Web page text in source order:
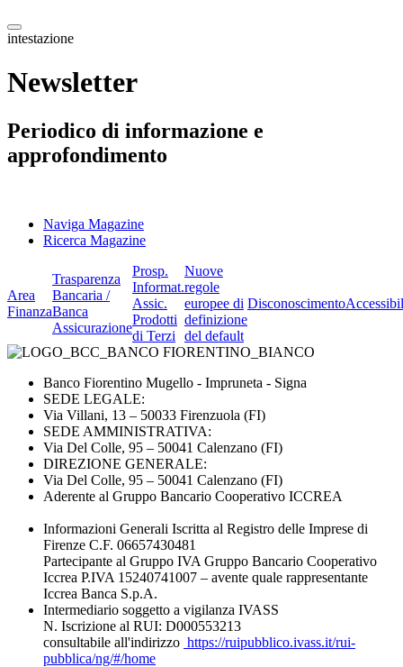
intestazione
Newsletter
Periodico di informazione e
approfondimento
Naviga Magazine
Ricerca Magazine
Area
Finanza
Trasparenza
Bancaria /
Banca
Assicurazione
Prosp.
Informat.
Assic.
Prodotti
di Terzi
Nuove
regole
europee di
definizione
del default
Disconoscimento
Banco Fiorentino Mugello - Impruneta - Signa
SEDE LEGALE:
Via Villani, 13 – 50033 Firenzuola (FI)
SEDE AMMINISTRATIVA:
Via Del Colle, 95 – 50041 Calenzano (FI)
DIREZIONE GENERALE:
Via Del Colle, 95 – 50041 Calenzano (FI)
Aderente al Gruppo Bancario Cooperativo ICCREA
Informazioni Generali Iscritta al Registro delle Imprese di
Firenze C.F. 06657430481
Partecipante al Gruppo IVA Gruppo Bancario Cooperativo
Iccrea P.IVA 15240741007 – avente quale rappresentante
Iccrea Banca S.p.A.
Intermediario soggetto a vigilanza IVASS
N. Iscrizione al RUI: D000553213
consultabile all'indirizzo https://ruipubblico.ivass.it/rui-
pubblica/ng/#/home